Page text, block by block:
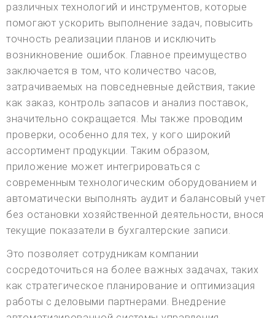
различных технологий и инструментов, которые
помогают ускорить выполнение задач, повысить
точность реализации планов и исключить
возникновение ошибок. Главное преимущество
заключается в том, что количество часов,
затрачиваемых на повседневные действия, такие
как заказ, контроль запасов и анализ поставок,
значительно сокращается. Мы также проводим
проверки, особенно для тех, у кого широкий
ассортимент продукции. Таким образом,
приложение может интегрироваться с
современным технологическим оборудованием и
автоматически выполнять аудит и балансовый учет
без остановки хозяйственной деятельности, внося
текущие показатели в бухгалтерские записи.
Это позволяет сотрудникам компании
сосредоточиться на более важных задачах, таких
как стратегическое планирование и оптимизация
работы с деловыми партнерами. Внедрение